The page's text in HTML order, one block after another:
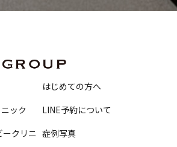
ック
ークリニ
はじめての方へ
LINE予約について
症例写真